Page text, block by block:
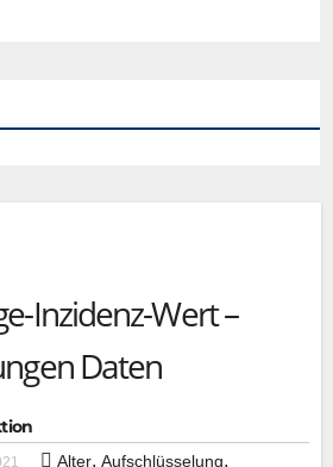
Inzidenz-Wert –
Daten
Alter, Aufschlüsselung,